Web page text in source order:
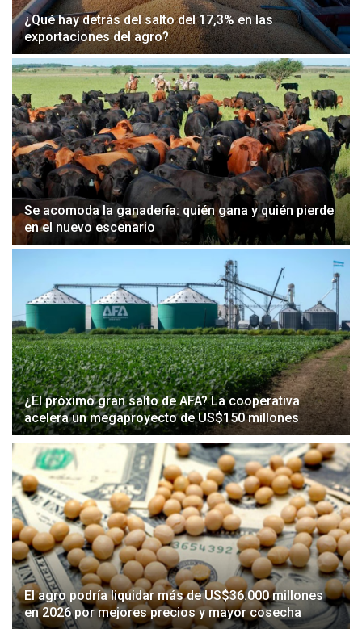
¿Qué hay detrás del salto del 17,3% en las
exportaciones del agro?
Se acomoda la ganadería: quién gana y quién pierde
en el nuevo escenario
¿El próximo gran salto de AFA? La cooperativa
acelera un megaproyecto de US$150 millones
El agro podría liquidar más de US$36.000 millones
en 2026 por mejores precios y mayor cosecha